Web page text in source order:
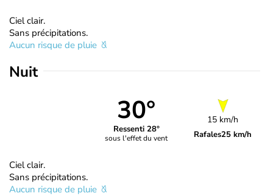
Ciel clair.
Sans précipitations.
Aucun risque de pluie
Nuit
30°
Ressenti 28°
sous l'effet du vent
15 km/h
Rafales25 km/h
Ciel clair.
Sans précipitations.
Aucun risque de pluie